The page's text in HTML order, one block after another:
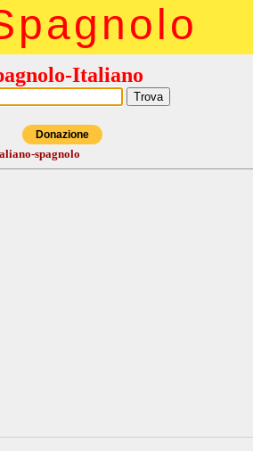
Italiano
Donazione
spagnolo